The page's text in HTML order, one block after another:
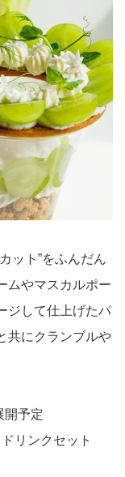
ット”をふんだん
ムやマスカルポー
ジして仕上げたパ
共にクランブルや
予定
リンクセット